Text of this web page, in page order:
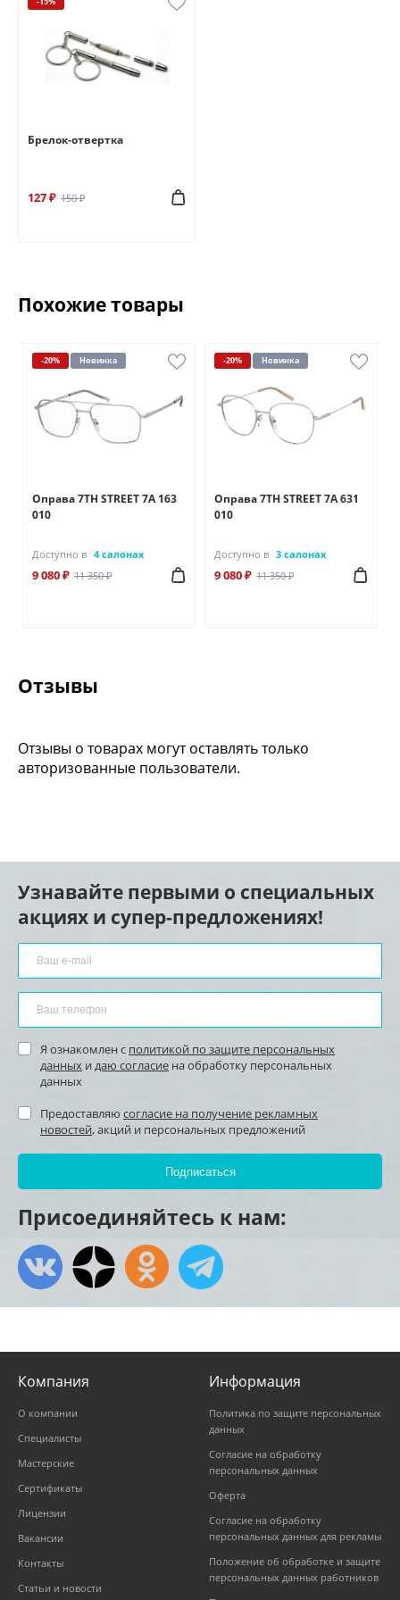
Брелок-отвертка
127 ₽ 150 ₽
Похожие товары
-20% Новинка
Оправа 7TH STREET 7A 163
010
Доступно в 4 салонах
9 080 ₽ 11 350 ₽
-20% Новинка
Оправа 7TH STREET 7A 631
010
Доступно в 3 салонах
9 080 ₽ 11 350 ₽
Отзывы
Отзывы о товарах могут оставлять только
авторизованные пользователи.
Узнавайте первыми о специальных
акциях и супер-предложениях!
Я ознакомлен с политикой по защите персональных
данных и даю согласие на обработку персональных
данных
Предоставляю согласие на получение рекламных
новостей, акций и персональных предложений
Присоединяйтесь к нам:
Компания
О компании
Специалисты
Мастерские
Сертификаты
Лицензии
Вакансии
Контакты
Статьи и новости
Информация
Политика по защите персональных
данных
Согласие на обработку
персональных данных
Оферта
Согласие на обработку
персональных данных для рекламы
Положение об обработке и защите
персональных данных работников